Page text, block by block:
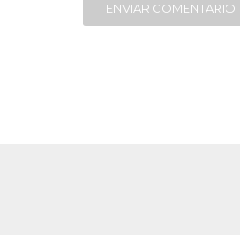
ENVIAR COMENTARIO